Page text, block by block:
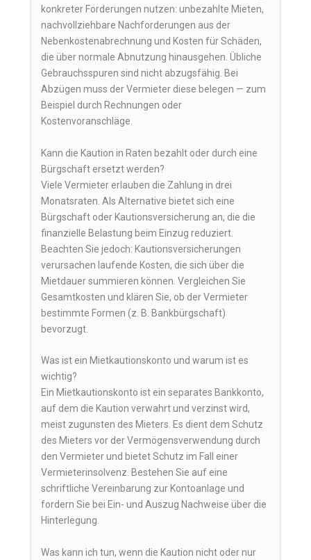
konkreter Forderungen nutzen: unbezahlte Mieten,
nachvollziehbare Nachforderungen aus der
Nebenkostenabrechnung und Kosten für Schäden,
die über normale Abnutzung hinausgehen. Übliche
Gebrauchsspuren sind nicht abzugsfähig. Bei
Abzügen muss der Vermieter diese belegen — zum
Beispiel durch Rechnungen oder
Kostenvoranschläge.
Kann die Kaution in Raten bezahlt oder durch eine
Bürgschaft ersetzt werden?
Viele Vermieter erlauben die Zahlung in drei
Monatsraten. Als Alternative bietet sich eine
Bürgschaft oder Kautionsversicherung an, die die
finanzielle Belastung beim Einzug reduziert.
Beachten Sie jedoch: Kautionsversicherungen
verursachen laufende Kosten, die sich über die
Mietdauer summieren können. Vergleichen Sie
Gesamtkosten und klären Sie, ob der Vermieter
bestimmte Formen (z. B. Bankbürgschaft)
bevorzugt.
Was ist ein Mietkautionskonto und warum ist es
wichtig?
Ein Mietkautionskonto ist ein separates Bankkonto,
auf dem die Kaution verwahrt und verzinst wird,
meist zugunsten des Mieters. Es dient dem Schutz
des Mieters vor der Vermögensverwendung durch
den Vermieter und bietet Schutz im Fall einer
Vermieterinsolvenz. Bestehen Sie auf eine
schriftliche Vereinbarung zur Kontoanlage und
fordern Sie bei Ein- und Auszug Nachweise über die
Hinterlegung.
Was kann ich tun, wenn die Kaution nicht oder nur